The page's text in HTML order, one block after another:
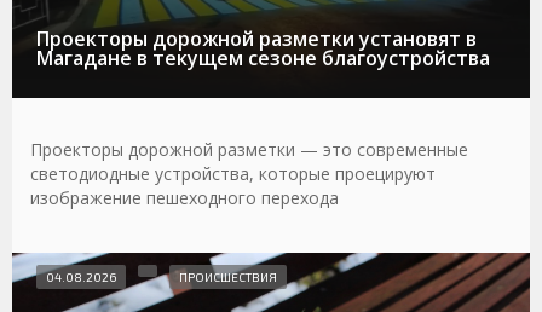
Проекторы дорожной разметки установят в
Магадане в текущем сезоне благоустройства
Проекторы дорожной разметки — это современные
светодиодные устройства, которые проецируют
изображение пешеходного перехода
04.08.2026 ПРОИСШЕСТВИЯ